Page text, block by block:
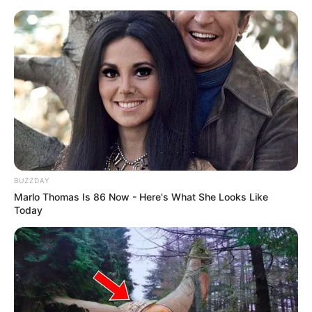
content
Saturday, August 8, 2026
Gazeta Sport Ekspres, gjithçka online
Home Futboll Shqiptar Teqja, një hap larg Partizanit
BUZZDAY
Marlo Thomas Is 86 Now - Here's What She Looks Like
Today